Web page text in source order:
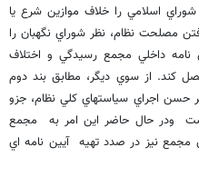
اسلامي را خلاف موازين شرع يا
مصلحت نظام، نظر شوراي نگهبان را
نامه داخلي مجمع رسيدگي و اختلاف
كند. از سوي ديگر، مطابق بند دوم
اجراي سياستهاي كلي نظام، جزو
ودر حال حاضر اين امر به مجمع
نيز در صدد تهيه آيين نامه اي